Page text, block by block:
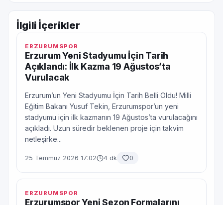
İlgili İçerikler
ERZURUMSPOR
Erzurum Yeni Stadyumu İçin Tarih
Açıklandı: İlk Kazma 19 Ağustos’ta
Vurulacak
Erzurum’un Yeni Stadyumu İçin Tarih Belli Oldu! Milli
Eğitim Bakanı Yusuf Tekin, Erzurumspor’un yeni
stadyumu için ilk kazmanın 19 Ağustos’ta vurulacağını
açıkladı. Uzun süredir beklenen proje için takvim
netleşirke...
25 Temmuz 2026 17:02 4 dk 0
ERZURUMSPOR
Erzurumspor Yeni Sezon Formalarını